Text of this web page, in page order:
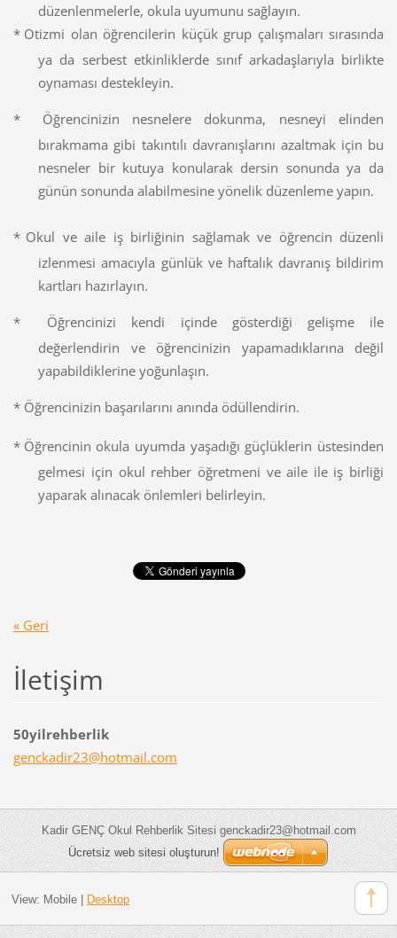
düzenlenmelerle, okula uyumunu sağlayın.
* Otizmi olan öğrencilerin küçük grup çalışmaları sırasında
ya da serbest etkinliklerde sınıf arkadaşlarıyla birlikte
oynaması destekleyin.
*
Öğrencinizin nesnelere dokunma, nesneyi elinden
bırakmama gibi takıntılı davranışlarını azaltmak için bu
nesneler bir kutuya konularak dersin sonunda ya da
günün sonunda alabilmesine yönelik düzenleme yapın.
* Okul ve aile iş birliğinin sağlamak ve öğrencin düzenli
izlenmesi amacıyla günlük ve haftalık davranış bildirim
kartları hazırlayın.
*
Öğrencinizi kendi içinde gösterdiği gelişme ile
değerlendirin ve öğrencinizin yapamadıklarına değil
yapabildiklerine yoğunlaşın.
* Öğrencinizin başarılarını anında ödüllendirin.
* Öğrencinin okula uyumda yaşadığı güçlüklerin üstesinden
gelmesi için okul rehber öğretmeni ve aile ile iş birliği
yaparak alınacak önlemleri belirleyin.
« Geri
İletişim
50yilrehberlik
genckadir23@hotmail.com
Kadir GENÇ Okul Rehberlik Sitesi genckadir23@hotmail.com
Ücretsiz web sitesi oluşturun!
View: Mobile| Desktop